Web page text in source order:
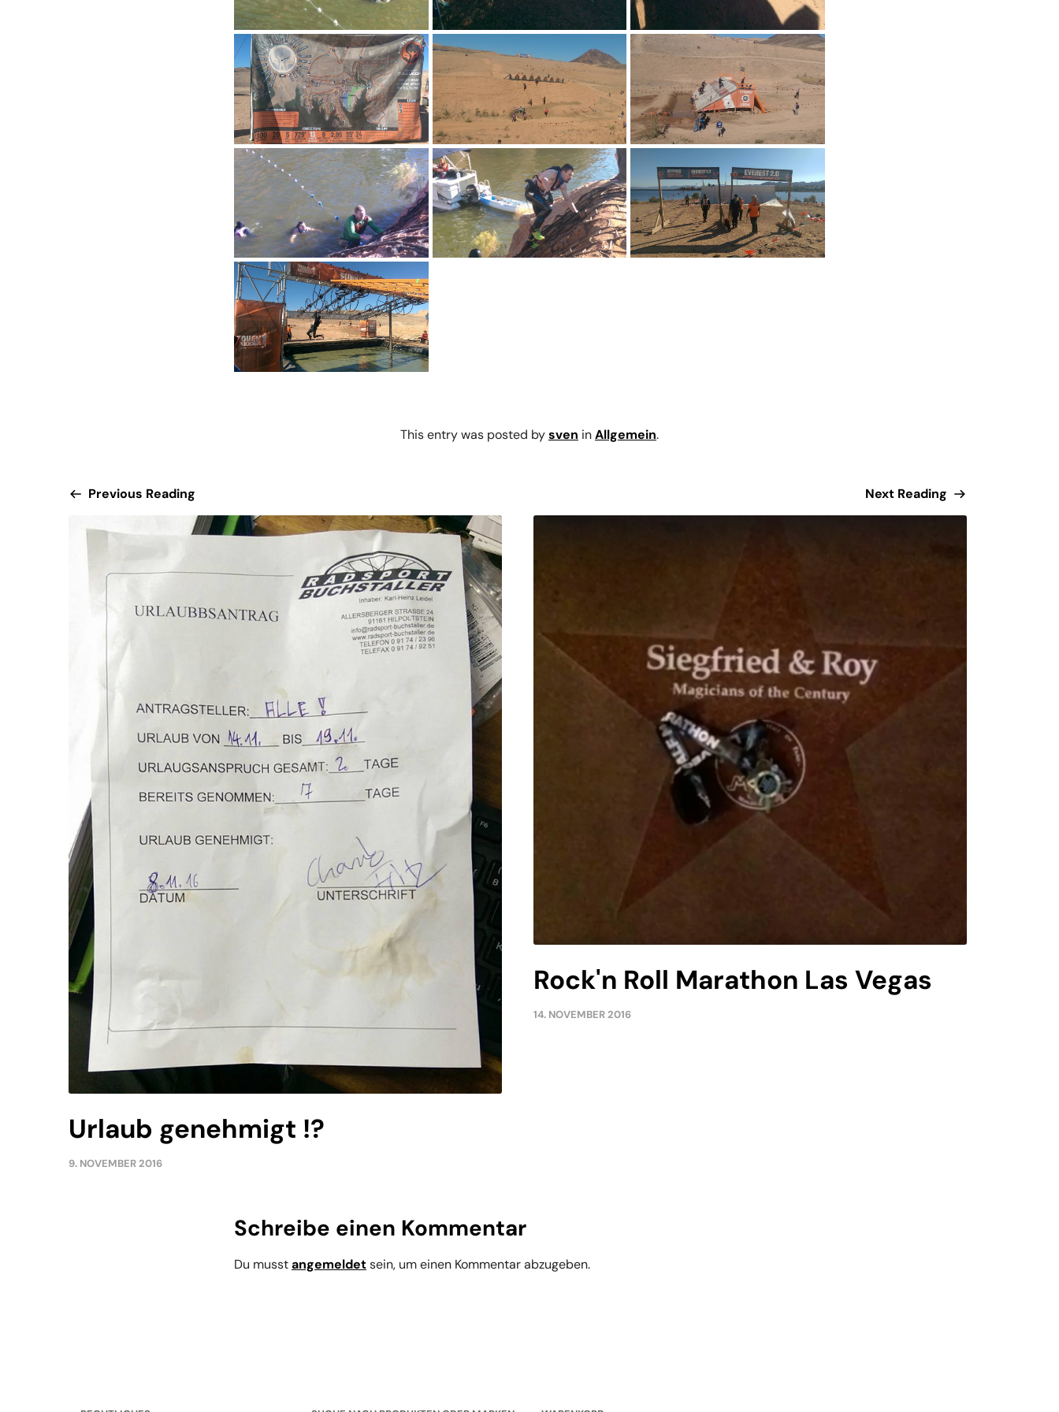
This entry was posted bysven inAllgemein.
Previous Reading
Urlaub genehmigt !?
9. NOVEMBER 2016
Next Reading
Rock'n Roll Marathon Las Vegas
14. NOVEMBER 2016
Schreibe einen Kommentar
Du musstangemeldetsein, um einen Kommentar abzugeben.